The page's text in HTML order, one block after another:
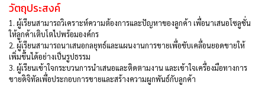
วัตถุประสงค์
1. ผู้เรียนสามารถวิเคราะห์ความต้องการและปัญหาของลูกค้า เพื่อนาเสนอโซลูชั่น
ให้ลูกค้าเติบโตไปพร้อมองค์กร
2. ผู้เรียนสามารถนาเสนอกลยุทธ์และแผนงานการขายเพื่อขับเคลื่อนยอดขายให้
เพิ่มขึ้นได้อย่างเป็นรูปธรรม
3. ผู้เรียนเข้าใจกระบวนการนำเสนอและติดตามงาน และเข้าใจเครื่องมือทางการ
ขายดิจิทัลเพื่อประกอบการขายและสร้างความผูกพันธ์กับลูกค้า